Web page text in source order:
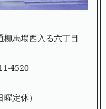
馬場西入る六丁目
4520
定休）